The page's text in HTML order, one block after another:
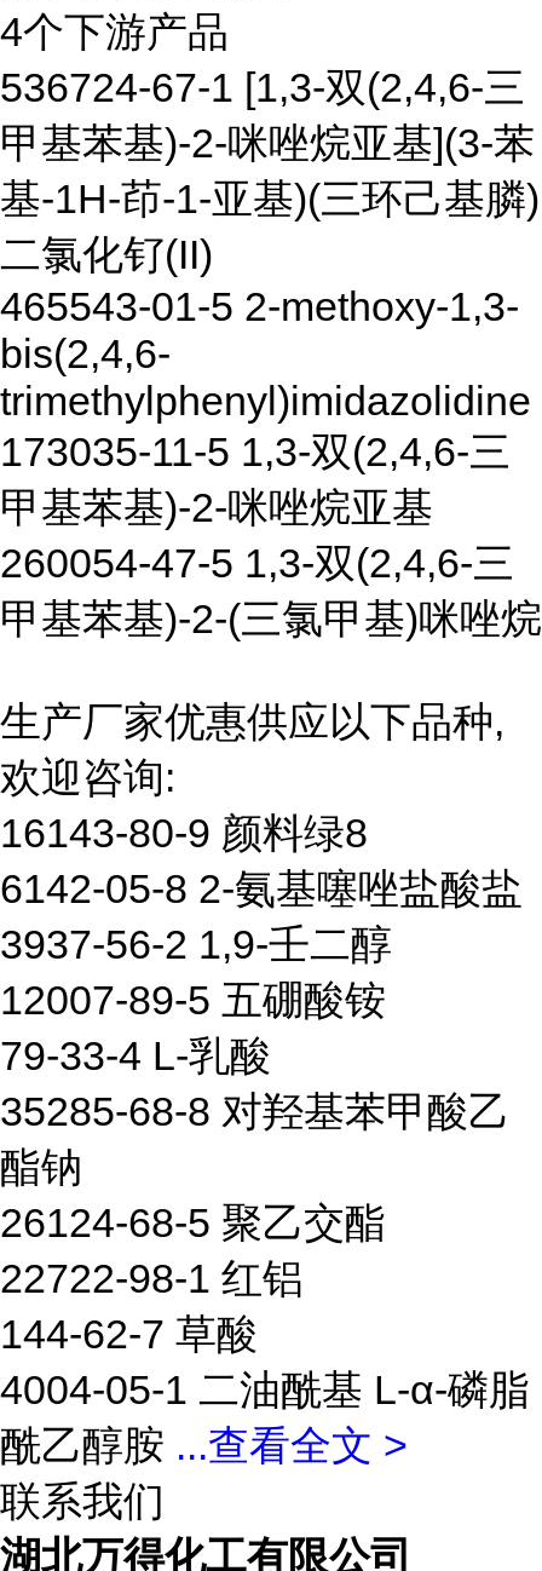
4个下游产品
536724-67-1 [1,3-双(2,4,6-三
甲基苯基)-2-咪唑烷亚基](3-苯
基-1H-茚-1-亚基)(三环己基膦)
二氯化钌(II)
465543-01-5 2-methoxy-1,3-
bis(2,4,6-
trimethylphenyl)imidazolidine
173035-11-5 1,3-双(2,4,6-三
甲基苯基)-2-咪唑烷亚基
260054-47-5 1,3-双(2,4,6-三
甲基苯基)-2-(三氯甲基)咪唑烷
生产厂家优惠供应以下品种,
欢迎咨询:
16143-80-9 颜料绿8
6142-05-8 2-氨基噻唑盐酸盐
3937-56-2 1,9-壬二醇
12007-89-5 五硼酸铵
79-33-4 L-乳酸
35285-68-8 对羟基苯甲酸乙
酯钠
26124-68-5 聚乙交酯
22722-98-1 红铝
144-62-7 草酸
4004-05-1 二油酰基 L-α-磷脂
酰乙醇胺 ...查看全文 >
联系我们
湖北万得化工有限公司